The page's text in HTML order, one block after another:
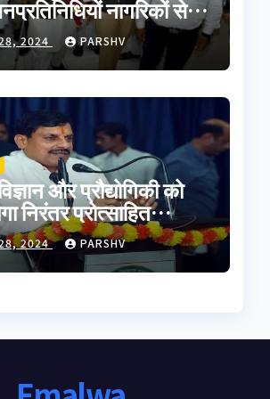
नागरिकों से
2024 PARSHV
और प्रौद्योगिकी को
निरंतर प्रोत्साहित
डॉ. यादव
2024 PARSHV